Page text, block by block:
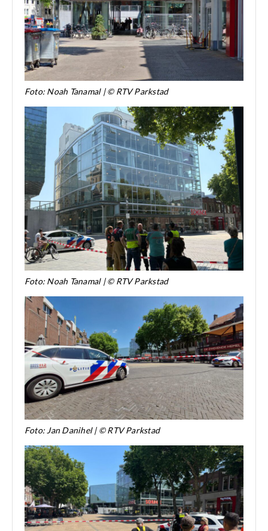
Foto: Noah Tanamal | © RTV Parkstad
Foto: Noah Tanamal | © RTV Parkstad
Foto: Jan Danihel | © RTV Parkstad